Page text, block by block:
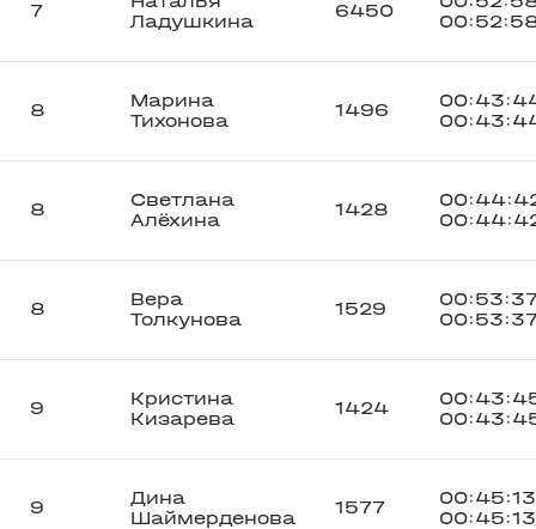
7
Ладушкина
6450
8
Марина
Тихонова
1496
8
Светлана
Алёхина
1428
8
Вера
Толкунова
1529
9
Кристина
Кизарева
1424
9
Дина
Шаймерденова
1577
00:45:13
00:45:13